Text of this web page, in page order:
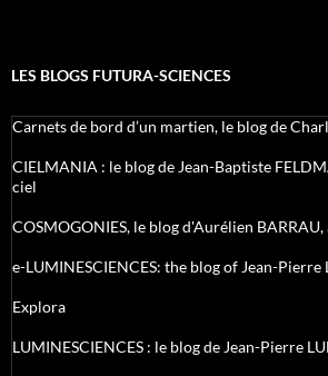
LES BLOGS FUTURA-SCIENCES
Carnets de bord d’un martien, le blog de
CIELMANIA : le blog de Jean-Baptiste
ciel
COSMOGONIES, le blog d'Aurélien
e-LUMINESCIENCES: the blog of Jean-Pierre
Explora
LUMINESCIENCES : le blog de Jean-Pierre